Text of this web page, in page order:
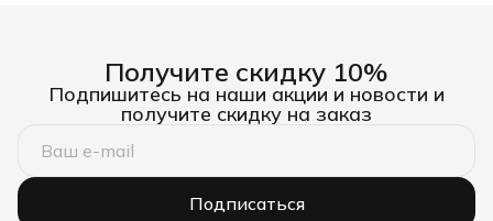
Получите скидку 10%
Подпишитесь на наши акции и новости и
получите скидку на заказ
Подписаться